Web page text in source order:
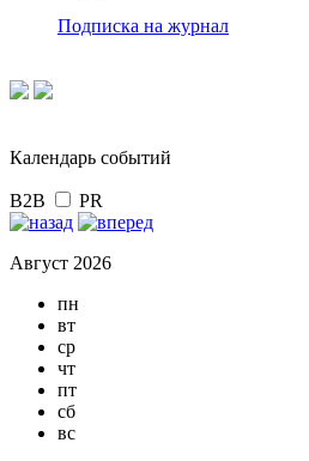
Подписка на журнал
Календарь событий
B2B PR
Август 2026
пн
вт
ср
чт
пт
сб
вс